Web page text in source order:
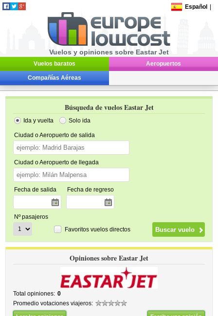
Español
Vuelos y opiniones sobre Eastar Jet
Vuelos baratos Aeropuertos
Compañías Aéreas
Búsqueda de vuelos Eastar Jet
Ida y vuelta Solo ida
Ciudad o Aeropuerto de salida
Ciudad o Aeropuerto de llegada
Fecha de salida Fecha de regreso
Nº pasajeros
Favoritos vuelos directos
Opiniones sobre Eastar Jet
Total opiniones: 0
Promedio votaciones viajeros: